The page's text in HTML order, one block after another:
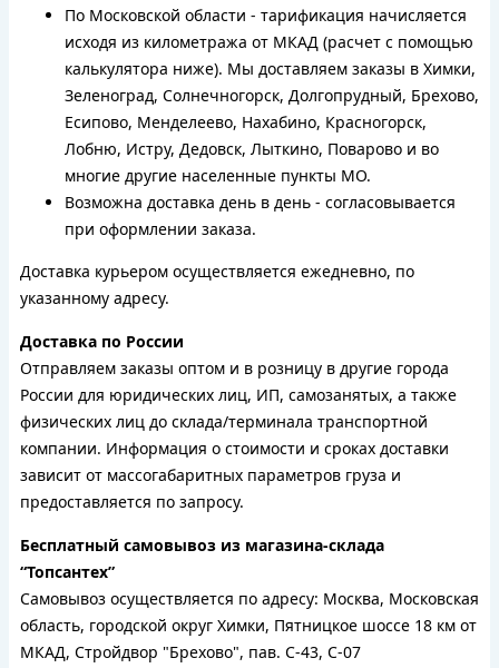
По Московской области - тарификация начисляется
исходя из километража от МКАД (расчет с помощью
калькулятора ниже). Мы доставляем заказы в Химки,
Зеленоград, Солнечногорск, Долгопрудный, Брехово,
Есипово, Менделеево, Нахабино, Красногорск,
Лобню, Истру, Дедовск, Лыткино, Поварово и во
многие другие населенные пункты МО.
Возможна доставка день в день - согласовывается
при оформлении заказа.
Доставка курьером осуществляется ежедневно, по
указанному адресу.
Доставка по России
Отправляем заказы оптом и в розницу в другие города
России для юридических лиц, ИП, самозанятых, а также
физических лиц до склада/терминала транспортной
компании. Информация о стоимости и сроках доставки
зависит от массогабаритных параметров груза и
предоставляется по запросу.
Бесплатный самовывоз из магазина-склада
“Топсантех”
Самовывоз осуществляется по адресу: Москва, Московская
область, городской округ Химки, Пятницкое шоссе 18 км от
МКАД, Стройдвор "Брехово", пав. С-43, С-07